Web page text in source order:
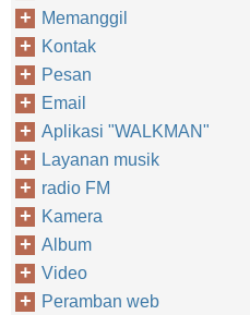
Memanggil
Kontak
Pesan
Email
Aplikasi "WALKMAN"
Layanan musik
radio FM
Kamera
Album
Video
Peramban web